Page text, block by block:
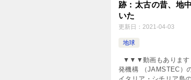
跡：太古の昔、地
いた
更新日： 2021-04-03
地球
▼▼▼動画もありま
発機構 （JAMSTEC）